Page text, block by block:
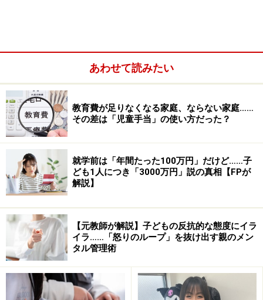
に掲載していますし、多くの自治体でも、ホームページ
訴えています。
子ども交通安全情報「道路でやってはいけません ローラー
スケート・スケートボード・キックスケーターなど」（警視
庁・2020年8月発行）
けれども、公共の場や公道での問題や事故は、後を絶ち
2020年6月には世田谷区の交差点で、幼稚園に通う男の
子が、スケートボードに腹ばいで乗っていて、自動車に
轢かれ亡くなりました。キックスケーターについても、
10歳以下の子どもが死傷する事故がくり返し発生してい
あわせて読みたい
教育費が足りなくなる家庭、ならない家庭……
その差は「児童手当」の使い方だった？
就学前は「年間たった100万円」だけど……子
ども1人につき「3000万円」説の真相【FPが
解説】
【元教師が解説】子どもの反抗的な態度にイラ
イラ……「怒りのループ」を抜け出す親のメン
タル管理術